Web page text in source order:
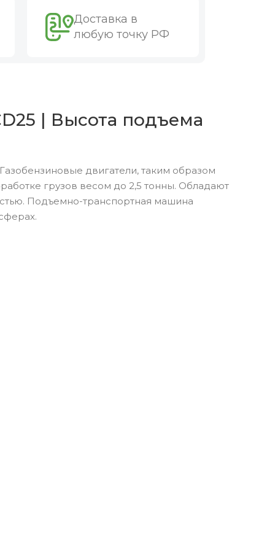
Доставка в
любую точку РФ
| Высота подъема
двигатели, таким образом
грузов весом до 2,5 тонны. Обладают
Подъемно-транспортная машина